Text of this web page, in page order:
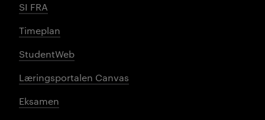
SI FRA
Timeplan
StudentWeb
Læringsportalen Canvas
Eksamen